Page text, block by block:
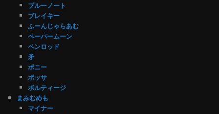
ブルーノート
ブレイキー
ふーんじゃらあむ
ペーパームーン
ペンロッド
矛
ポニー
ボッサ
ボルティージ
まみむめも
マイナー